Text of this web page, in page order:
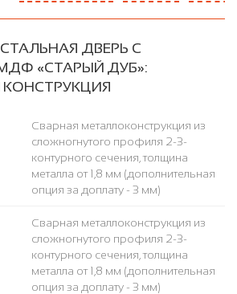
ДВЕРЬ С
«СТАРЫЙ ДУБ»:
Сварная металлоконструкция из
сложногнутого профиля 2-3-
контурного сечения, толщина
металла от 1,8 мм (дополнительная
опция за доплату - 3 мм)
Сварная металлоконструкция из
сложногнутого профиля 2-3-
контурного сечения, толщина
металла от 1,8 мм (дополнительная
опция за доплату - 3 мм)